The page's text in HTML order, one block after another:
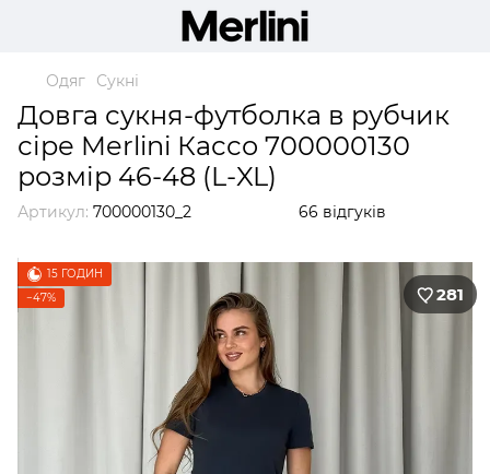
Одяг Сукні
Довга сукня-футболка в рубчик
сіре Merlini Кассо 700000130
розмір 46-48 (L-XL)
Артикул: 700000130_2 66 відгуків
15 ГОДИН
−47%
281